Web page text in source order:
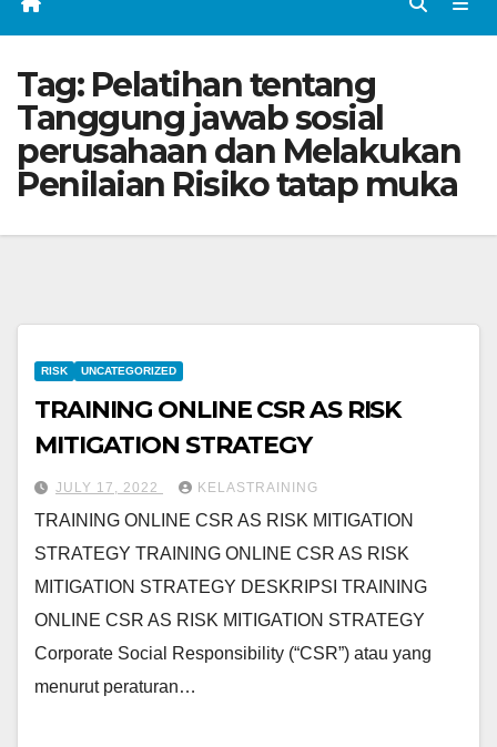
Tag: Pelatihan tentang
Tanggung jawab sosial
perusahaan dan Melakukan
Penilaian Risiko tatap muka
RISK UNCATEGORIZED
TRAINING ONLINE CSR AS RISK
MITIGATION STRATEGY
JULY 17, 2022 KELASTRAINING
TRAINING ONLINE CSR AS RISK MITIGATION
STRATEGY TRAINING ONLINE CSR AS RISK
MITIGATION STRATEGY DESKRIPSI TRAINING
ONLINE CSR AS RISK MITIGATION STRATEGY
Corporate Social Responsibility (“CSR”) atau yang
menurut peraturan…